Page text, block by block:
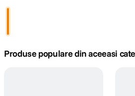
4. peak design
Produse populare din aceeasi